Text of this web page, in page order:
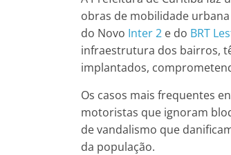
obras de mobilidade
do Novo Inter 2 e do BRT
infraestrutura dos bairros,
implantados,
Os casos mais frequentes
motoristas que ignoram
de vandalismo que
da população.